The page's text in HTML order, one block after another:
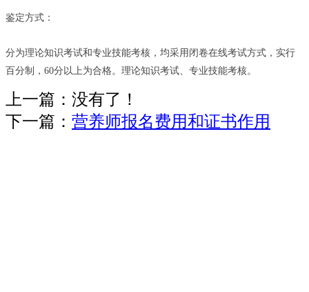
鉴定方式：
分为理论知识考试和专业技能考核，均采用闭卷在线考试方式，实行
百分制，60分以上为合格。理论知识考试、专业技能考核。
上一篇：没有了！
下一篇： 营养师报名费用和证书作用